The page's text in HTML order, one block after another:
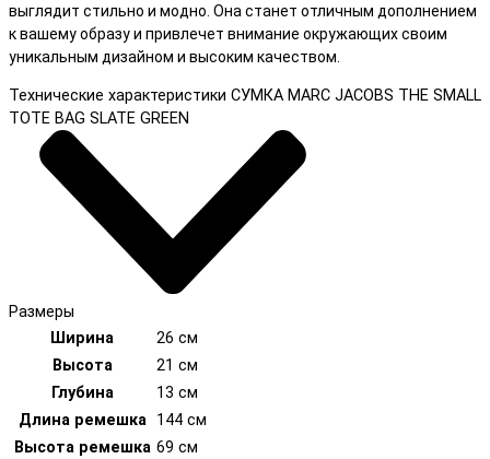
выглядит стильно и модно. Она станет отличным дополнением
к вашему образу и привлечет внимание окружающих своим
уникальным дизайном и высоким качеством.
Технические характеристики СУМКА MARC JACOBS THE SMALL
TOTE BAG SLATE GREEN
Размеры
Ширина
26 см
Высота
21 см
Глубина
13 см
Длина ремешка
144 см
Высота ремешка 69 см